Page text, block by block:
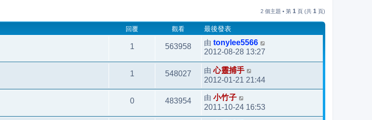
2 個主題 • 第 1 頁 (共 1 頁)
回覆 觀看 最後發表
1 563958 由 tonylee5566
2012-08-28 13:27
1 548027 由心靈捕手
2012-01-21 21:44
0 483954 由 小竹子
2011-10-24 16:53